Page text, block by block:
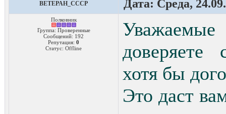
BETEPAH_CCCP Дата: Среда,
Полковник
Группа: Проверенные
Сообщений: 192
Репутация: 0
Статус: Offline
доверяете
хотя бы
Это даст